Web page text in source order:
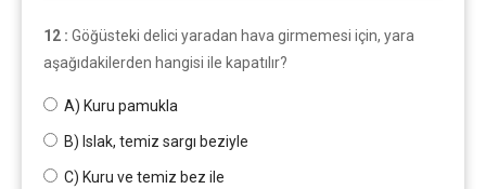
12 : Göğüsteki delici yaradan hava girmemesi için, yara
aşağıdakilerden hangisi ile kapatılır?
A) Kuru pamukla
B) Islak, temiz sargı beziyle
C) Kuru ve temiz bez ile